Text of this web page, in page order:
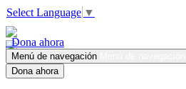
Select Language ▼
Dona ahora
Menú de navegación
Dona ahora